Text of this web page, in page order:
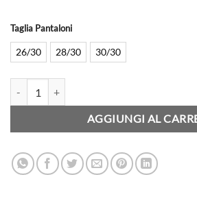
Taglia Pantaloni
26/30 28/30 30/30
AGGIUNGI AL